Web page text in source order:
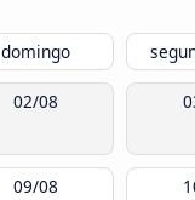
domingo
02/08
09/08